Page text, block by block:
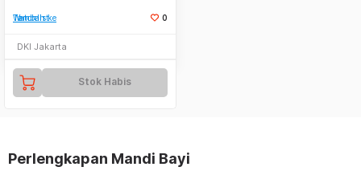
Tambah ke Watchlist 0
DKI Jakarta
Stok Habis
Perlengkapan Mandi Bayi